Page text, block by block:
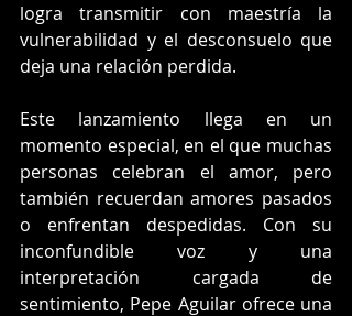
logra transmitir con maestría la
vulnerabilidad y el desconsuelo que
deja una relación perdida.
Este lanzamiento llega en un
momento especial, en el que muchas
personas celebran el amor, pero
también recuerdan amores pasados
o enfrentan despedidas. Con su
inconfundible voz y una
interpretación cargada de
sentimiento, Pepe Aguilar ofrece una